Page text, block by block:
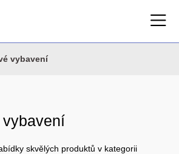
vybavení
skvělých produktů v kategorii